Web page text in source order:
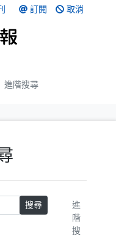
訂閱 取消
進階搜尋
搜尋
進
階
搜